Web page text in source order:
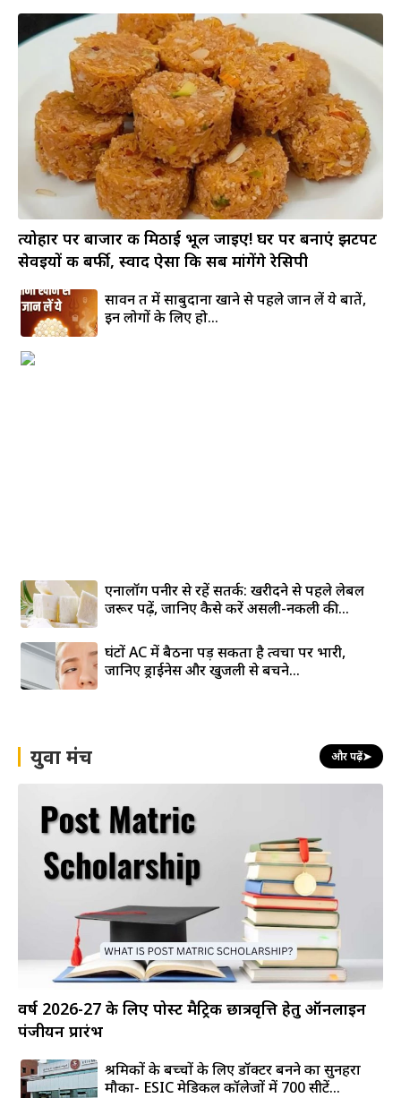
त्योहार पर बाजार की मिठाई भूल जाइए! घर पर बनाएं झटपट
सेवइयों की बर्फी, स्वाद ऐसा कि सब मांगेंगे रेसिपी
सावन व्रत में साबुदाना खाने से पहले जान लें ये बातें,
इन लोगों के लिए हो...
एनालॉग पनीर से रहें सतर्क: खरीदने से पहले लेबल
जरूर पढ़ें, जानिए कैसे करें असली-नकली की...
घंटों AC में बैठना पड़ सकता है त्वचा पर भारी,
जानिए ड्राईनेस और खुजली से बचने...
युवा मंच और पढ़ें➤
वर्ष 2026-27 के लिए पोस्ट मैट्रिक छात्रवृत्ति हेतु ऑनलाइन
पंजीयन प्रारंभ
श्रमिकों के बच्चों के लिए डॉक्टर बनने का सुनहरा
मौका- ESIC मेडिकल कॉलेजों में 700 सीटें...